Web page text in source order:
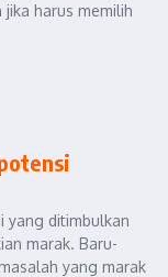
harus memilih
yang ditimbulkan
marak. Baru-
yang marak